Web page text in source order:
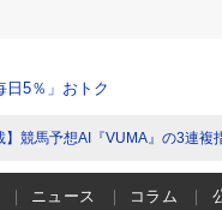
日5％」おトク
】競馬予想AI『VUMA』の3連複
ニュース コラム